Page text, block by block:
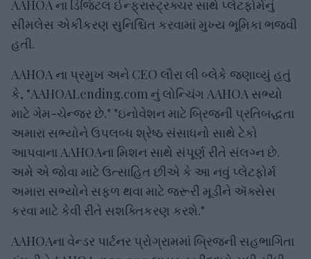
AAHOA ના ડિજિટલ ઈન્ફ્રાસ્ટ્રક્ચર સાથે પ્લેટફોર્મનું
સીમલેસ એકીકરણ સુનિશ્ચિત કરવામાં મુખ્ય ભૂમિકા ભજવી
હતી.
AAHOA ના પ્રમુખ અને CEO લૌરા લી બ્લેકે જણાવ્યું હતું
કે, "AAHOALending.com નું લોન્ચિંગ AAHOA સભ્યો
માટે ગેમ-ચેન્જર છે." "ઇનોવેશન માટે બ્રિજની પ્રતિબદ્ધતા
અમારા સભ્યોને ઉપલબ્ધ શ્રેષ્ઠ સંસાધનો સાથે ટેકો
આપવાના AAHOAના મિશન સાથે સંપૂર્ણ રીતે સંલગ્ન છે.
અમે એ જોવા માટે ઉત્સાહિત છીએ કે આ નવું પ્લેટફોર્મ
અમારા સભ્યોને સફળ થવા માટે જરૂરી મૂડીને ઍક્સેસ
કરવા માટે કેવી રીતે સશક્તિકરણ કરશે."
AAHOAના વેન્ડર પાર્ટનર પ્રોગ્રામમાં બ્રિજની સહભાગિતા